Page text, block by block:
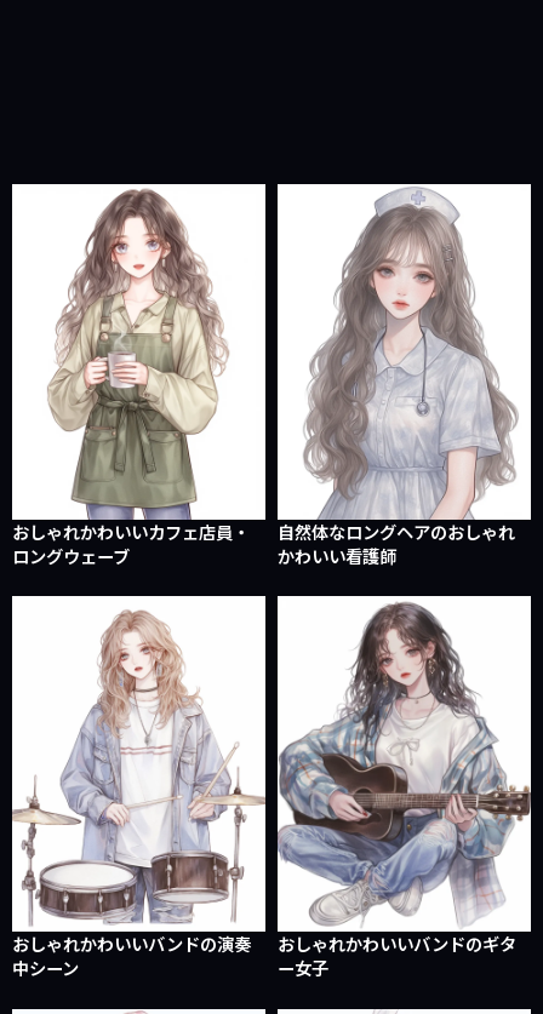
おしゃれかわいいカフェ店員・
ロングウェーブ
自然体なロングヘアのおしゃれ
かわいい看護師
おしゃれかわいいバンドの演奏
中シーン
おしゃれかわいいバンドのギタ
ー女子